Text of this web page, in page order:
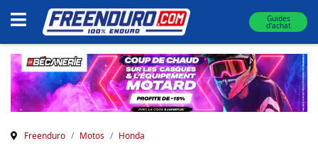
Guides
d'achat
Freenduro Motos Honda